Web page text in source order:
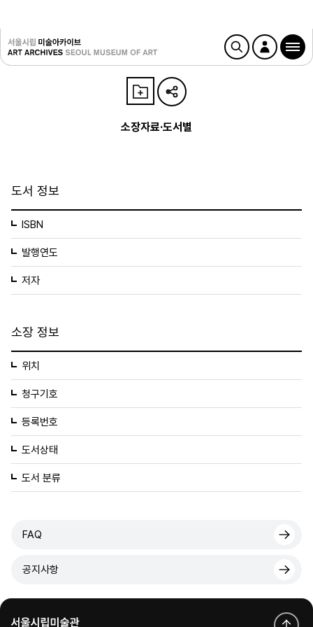
소장자료·도서별
도서 정보
ISBN
발행연도
저자
소장 정보
위치
청구기호
등록번호
도서상태
도서 분류
FAQ
공지사항